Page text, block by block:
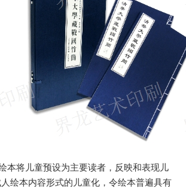
本将儿童预设为主要读者，反映和表现儿
绘本内容形式的儿童化，令绘本普遍具有